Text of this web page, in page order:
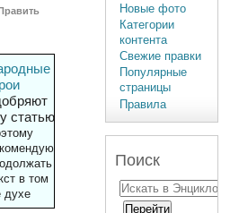
статью
в том
духе
Новые фото
Категории
контента
Свежие правки
Популярные
страницы
Правила
Поиск